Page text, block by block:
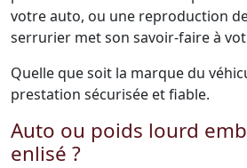
votre auto, ou une reproduction de
serrurier met son savoir-faire à
Quelle que soit la marque du
prestation sécurisée et fiable.
Auto ou poids lourd
enlisé ?